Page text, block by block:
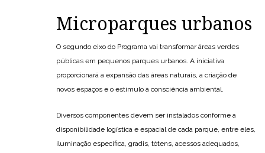
Microparques urbanos
O segundo eixo do Programa vai transformar áreas verdes
públicas em pequenos parques urbanos. A iniciativa
proporcionará a expansão das áreas naturais, a criação de
novos espaços e o estímulo à consciência ambiental.
Diversos componentes devem ser instalados conforme a
disponibilidade logística e espacial de cada parque, entre eles,
iluminação específica, gradis, tótens, acessos adequados,